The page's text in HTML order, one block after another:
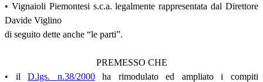
• Vignaioli Piemontesi s.c.a. legalmente rappresentata dal Direttore
Davide Viglino
di seguito dette anche “le parti”.
PREMESSO CHE
• ilD.lgs. n.38/2000ha rimodulato ed ampliato i compiti